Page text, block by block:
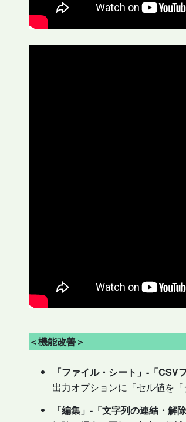
＜機能改善＞
「ファイル・シート」-「CSV
出力オプションに「セル値を
「編集」-「文字列の連結・解除